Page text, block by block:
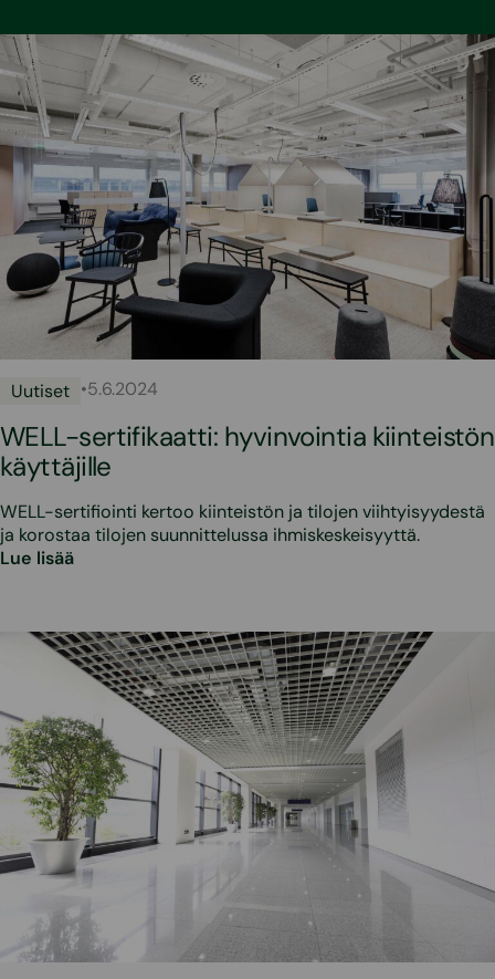
Uutiset •5.6.2024
WELL-sertifikaatti: hyvinvointia kiinteistön
käyttäjille
WELL-sertifiointi kertoo kiinteistön ja tilojen viihtyisyydestä
ja korostaa tilojen suunnittelussa ihmiskeskeisyyttä.
Lue lisää